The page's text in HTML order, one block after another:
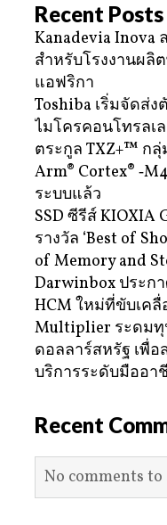
Recent Posts
Kanadevia
สำหรับโรงงานผลิ
แอฟริกา
Toshiba เริ่มจัดส่
ไมโครคอนโทรลเ
ตระกูล TXZ+™ ก
Arm® Cortex®
ระบบแล้ว
SSD ซีรีส์ KIOXIA
รางวัล ‘Best of
of Memory and
Darwinbox ประก
HCM ใหม่ที่ขับเค
Multiplier ระดมทุ
ดอลลาร์สหรัฐ เพื่
บริการระดับมืออา
Recent
No comments to